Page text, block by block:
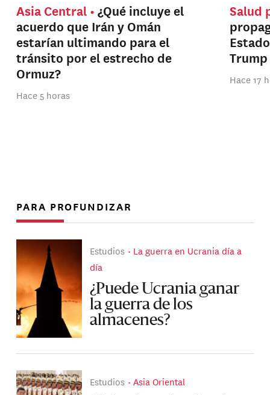
Asia Central
¿Qué incluye el
acuerdo que Irán y Omán
estarían ultimando para el
tránsito por el estrecho de
Ormuz?
Hace 5 horas
Salud
Trump
Hace 17
PARA PROFUNDIZAR
Estudios
La guerra en Ucrania día a
día
¿Puede Ucrania ganar
la guerra de los
almacenes?
Estudios Asia Oriental